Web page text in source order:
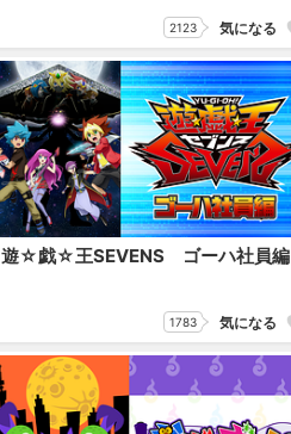
2123 気になる
遊☆戯☆王SEVENS ゴーハ社員編
1783 気になる